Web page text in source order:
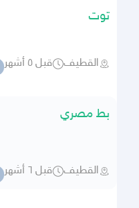
توت
القطيف قبل ٥ أشهر
بط مصري
القطيف قبل ٦ أشهر